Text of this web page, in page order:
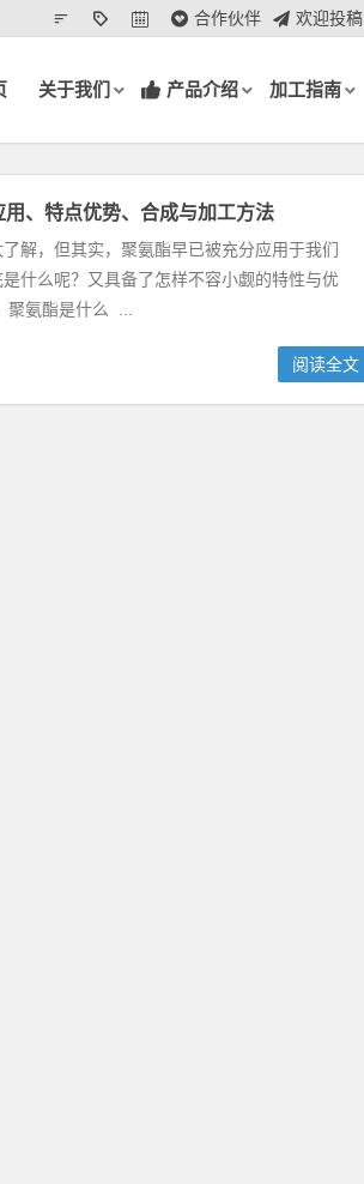
合作伙伴 欢迎投稿
关于我们 产品介绍 加工指南
、特点优势、合成与加工方法
解，但其实，聚氨酯早已被充分应用于我们
什么呢？又具备了怎样不容小觑的特性与优
聚氨酯是什么 ...
阅读全文